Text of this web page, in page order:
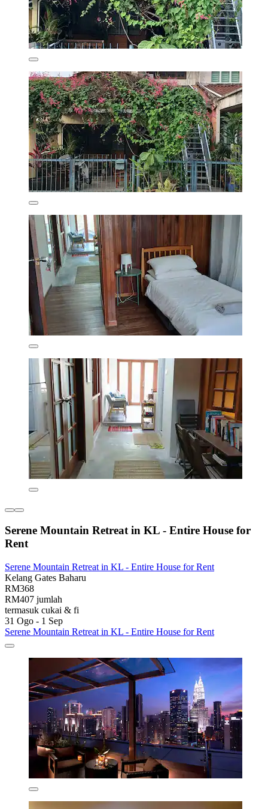
Serene Mountain Retreat in KL - Entire House for
Rent
Serene Mountain Retreat in KL - Entire House for Rent
Kelang Gates Baharu
RM368
RM407 jumlah
termasuk cukai & fi
31 Ogo - 1 Sep
Serene Mountain Retreat in KL - Entire House for Rent